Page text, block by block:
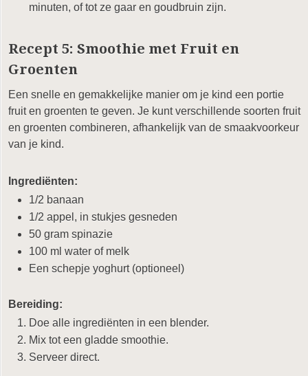
minuten, of tot ze gaar en goudbruin zijn.
Recept 5: Smoothie met Fruit en
Groenten
Een snelle en gemakkelijke manier om je kind een portie
fruit en groenten te geven. Je kunt verschillende soorten fruit
en groenten combineren, afhankelijk van de smaakvoorkeur
van je kind.
Ingrediënten:
1/2 banaan
1/2 appel, in stukjes gesneden
50 gram spinazie
100 ml water of melk
Een schepje yoghurt (optioneel)
Bereiding:
Doe alle ingrediënten in een blender.
Mix tot een gladde smoothie.
Serveer direct.